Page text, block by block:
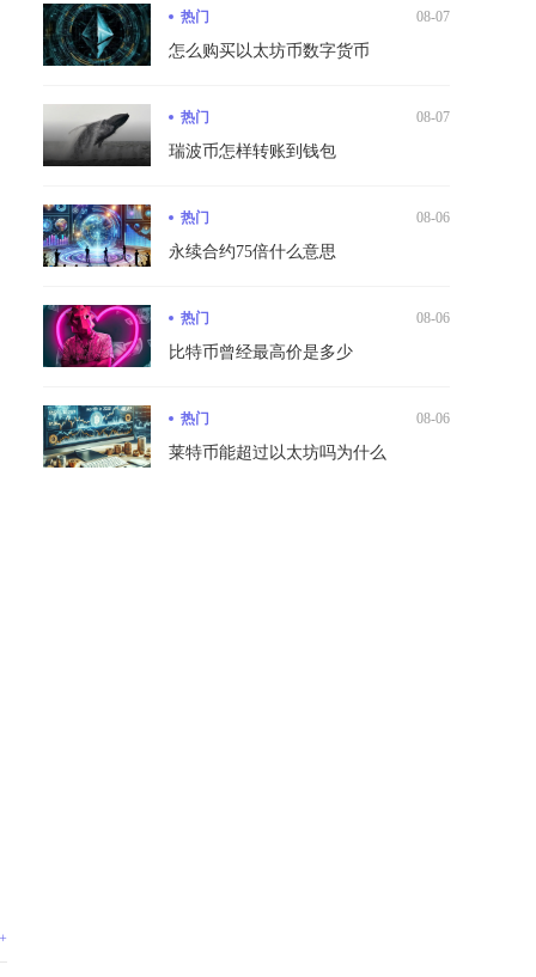
热门 08-07
怎么购买以太坊币数字货币
热门 08-07
瑞波币怎样转账到钱包
热门 08-06
永续合约75倍什么意思
热门 08-06
比特币曾经最高价是多少
热门 08-06
莱特币能超过以太坊吗为什么